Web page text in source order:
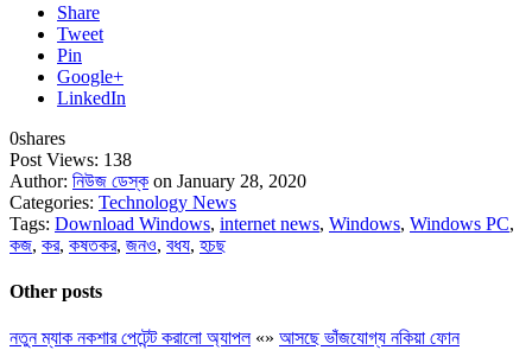
Share
Tweet
Pin
Google+
LinkedIn
0shares
Post Views: 138
Author: নিউজ ডেস্ক on January 28, 2020
Categories: Technology News
Tags: Download Windows, internet news, Windows, Windows PC,
কজ, কর, কষতকর, জনও, বধয, হচছ
Other posts
নতুন ম্যাক নকশার পেটেন্ট করালো অ্যাপল«» আসছে ভাঁজযোগ্য নকিয়া ফোন